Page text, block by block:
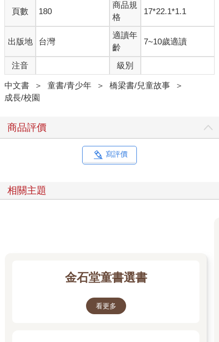
頁數 180
商品規
格
17*22.1*1.1
出版地 台灣
適讀年
齡
7~10歲適讀
注音 級別
中文書 ＞ 童書/青少年 ＞ 橋梁書/兒童故事
＞
成長/校園
商品評價
寫評價
相關主題
金石堂童書選書
看更多